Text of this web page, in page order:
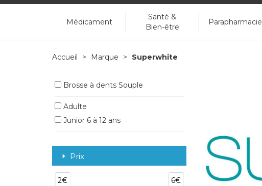
Médicament
Santé &
Bien-être
Parapharmacie
Accueil Marque Superwhite
Brosse à dents Souple
Adulte
Junior 6 à 12 ans
Prix
2€ 6€